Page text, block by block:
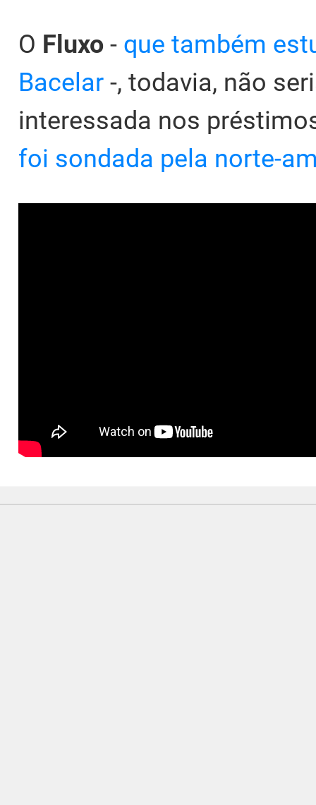
O Fluxo - que também
Bacelar -, todavia, não
interessada nos
foi sondada pela norte-